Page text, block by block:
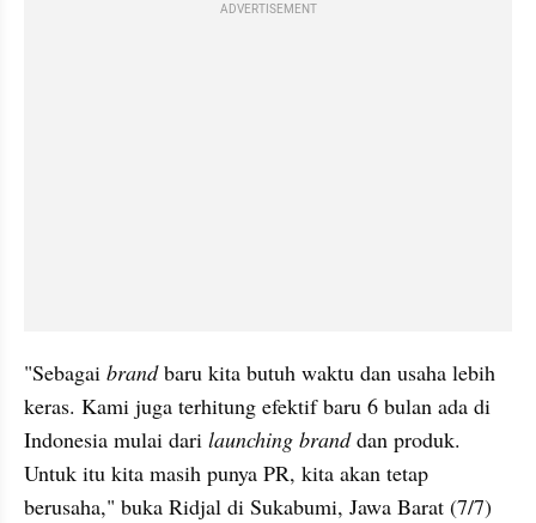
ADVERTISEMENT
"Sebagai brand baru kita butuh waktu dan usaha lebih
keras. Kami juga terhitung efektif baru 6 bulan ada di
Indonesia mulai dari launching brand dan produk.
Untuk itu kita masih punya PR, kita akan tetap
berusaha," buka Ridjal di Sukabumi, Jawa Barat (7/7)